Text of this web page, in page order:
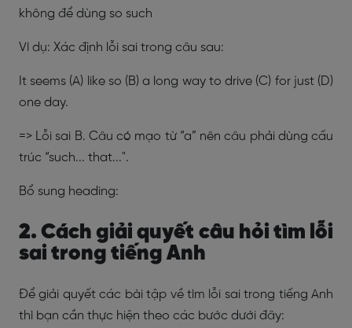
không để dùng so such
Ví dụ: Xác định lỗi sai trong câu sau:
It seems (A) like so (B) a long way to drive (C) for just (D)
one day.
=> Lỗi sai B. Câu có mạo từ “a” nên câu phải dùng cấu
trúc “such... that...".
Bổ sung heading:
2.Cách giải quyết câu hỏi tìm lỗi
sai trong tiếng Anh
Để giải quyết các bài tập về tìm lỗi sai trong tiếng Anh
thì bạn cần thực hiện theo các bước dưới đây: